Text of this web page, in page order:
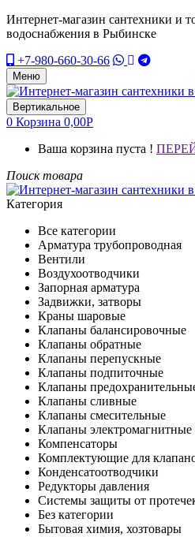
Интернет-магазин сантехники и
водоснабжения в Рыбинске
+7-980-660-30-66
Меню
Вертикальное
0 Корзина 0,00Р
Ваша корзина пуста !
Поиск товара
Категория
Все категории
Арматура трубопроводная
Вентили
Воздухоотводчики
Запорная арматура
Задвижки, затворы
Краны шаровые
Клапаны балансировочные
Клапаны обратные
Клапаны перепускные
Клапаны подпиточные
Клапаны
Клапаны сливные
Клапаны смесительные
Клапаны электромагнитные
Компенсаторы
Комплектующие для
Конденсатоотводчики
Редукторы давления
Системы защиты от
Без категории
Бытовая химия, хозтовары